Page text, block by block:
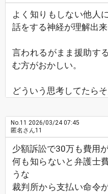
よく知りもしない他人
話をする神経が理解出
言われるがまま援助す
む方がおかしい。
どういう思考してたら
No.11 2026/03/24 07:45
匿名さん11
少額訴訟で30万も費用
何も知らないと弁護士
うな
裁判所から支払い命令